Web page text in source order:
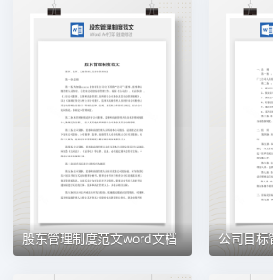
股东管理制度范文word文档